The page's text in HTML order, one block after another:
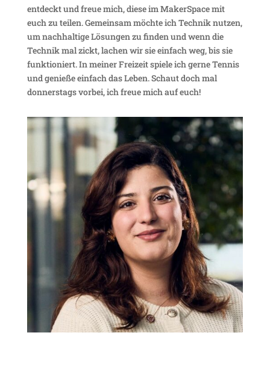
entdeckt und freue mich, diese im Maker­Space mit
euch zu teilen. Gemeinsam möchte ich Technik nutzen,
um nach­hal­tige Lösungen zu finden und wenn die
Technik mal zickt, lachen wir sie einfach weg, bis sie
funk­tio­niert. In meiner Frei­zeit spiele ich gerne Tennis
und genieße einfach das Leben. Schaut doch mal
donners­tags vorbei, ich freue mich auf euch!